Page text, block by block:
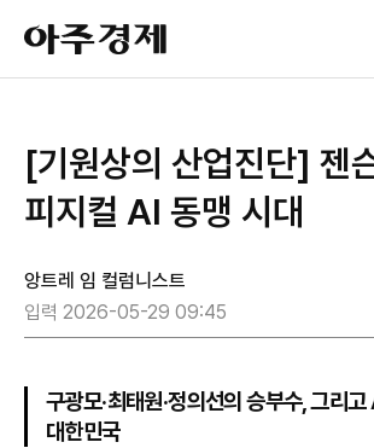
아
주
경
[기원상의 산업진단] 젠
피지컬 AI 동맹 시대
앙트레 임 컬럼니스트
입력 2026-05-29 09:45
구광모·최태원·정의선의 승부수, 그리고
대한민국